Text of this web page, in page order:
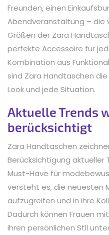
Freunden, einen
Abendveranstaltung – die
Größen der Zara
perfekte Accessoire für
Kombination aus
sind Zara Handtaschen
Look und jede Situation.
Aktuelle Trends
berücksichtigt
Zara Handtaschen
Berücksichtigung aktueller
Must-Have für
versteht es, die neuesten
aufzugreifen und in ihre
Dadurch können Frauen
ihren persönlichen Stil